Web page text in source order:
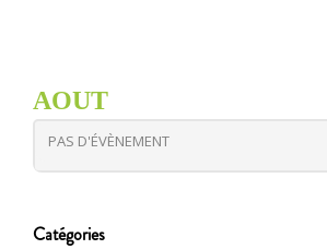
AOUT
PAS D'ÉVÈNEMENT
Catégories